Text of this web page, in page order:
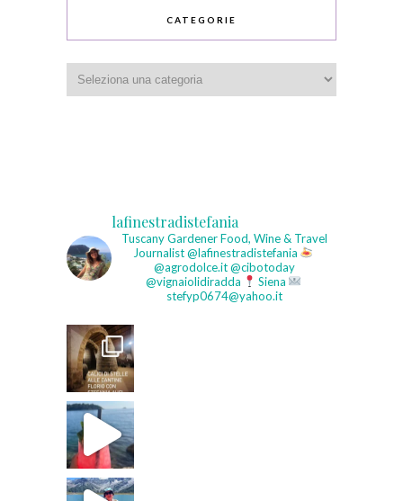
CATEGORIE
lafinestradistefania
Tuscany GardenerFood, Wine & Travel
Journalist@lafinestradistefania
@agrodolce.it @cibotoday
@vignaiolidiradda
Siena
stefyp0674@yahoo.it